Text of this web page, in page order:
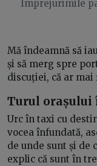
Împrejurimile
Mă îndeamnă să
și să merg spre
discuției, că ar
Turul orașului
Urc în taxi cu
vocea înfundată,
de unde sunt și de
explic că sunt în